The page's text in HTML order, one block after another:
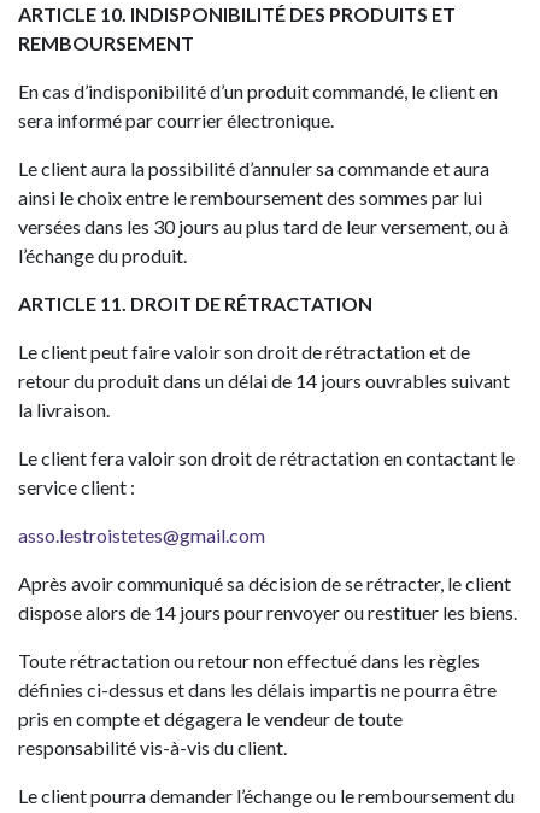
ARTICLE 10. INDISPONIBILITÉ DES PRODUITS ET
REMBOURSEMENT
En cas d’indisponibilité d’un produit commandé, le client en
sera informé par courrier électronique.
Le client aura la possibilité d’annuler sa commande et aura
ainsi le choix entre le remboursement des sommes par lui
versées dans les 30 jours au plus tard de leur versement, ou à
l’échange du produit.
ARTICLE 11. DROIT DE RÉTRACTATION
Le client peut faire valoir son droit de rétractation et de
retour du produit dans un délai de 14 jours ouvrables suivant
la livraison.
Le client fera valoir son droit de rétractation en contactant le
service client :
asso.lestroistetes@gmail.com
Après avoir communiqué sa décision de se rétracter, le client
dispose alors de 14 jours pour renvoyer ou restituer les biens.
Toute rétractation ou retour non effectué dans les règles
définies ci-dessus et dans les délais impartis ne pourra être
pris en compte et dégagera le vendeur de toute
responsabilité vis-à-vis du client.
Le client pourra demander l’échange ou le remboursement du